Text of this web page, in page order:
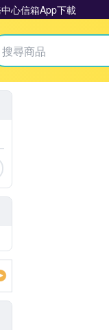
心信箱App下載
拍賣